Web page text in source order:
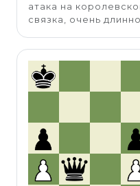
атака на
связка, очень